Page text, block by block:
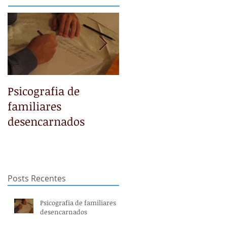
Psicografia de
familiares
desencarnados
Posts Recentes
Psicografia de familiares
desencarnados